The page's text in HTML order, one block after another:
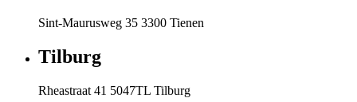
Sint-Maurusweg 35 3300 Tienen
Tilburg
Rheastraat 41 5047TL Tilburg